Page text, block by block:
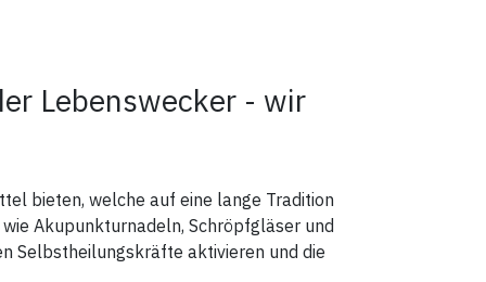
Lebenswecker - wir
bieten, welche auf eine lange Tradition
Akupunkturnadeln, Schröpfgläser und
Selbstheilungskräfte aktivieren und die